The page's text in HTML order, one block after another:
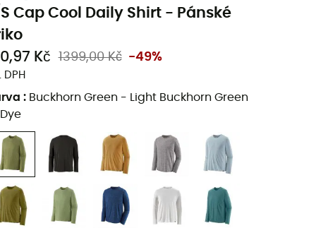
S Cap Cool Daily Shirt - Pánské
Kč
1399,00 Kč -49%
DPH
: Buckhorn Green - Light Buckhorn Green